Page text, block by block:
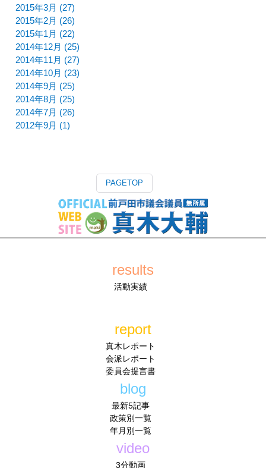
2015年3月 (27)
2015年2月 (26)
2015年1月 (22)
2014年12月 (25)
2014年11月 (27)
2014年10月 (23)
2014年9月 (25)
2014年8月 (25)
2014年7月 (26)
2012年9月 (1)
PAGETOP
results
活動実績
report
真木レポート
会派レポート
委員会提言書
blog
最新5記事
政策別一覧
年月別一覧
video
3分動画